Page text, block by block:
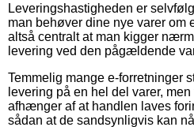
Leveringshastigheden er
man behøver dine nye varer om
altså centralt at man kigger
levering ved den pågældende
Temmelig mange e-forretninger
levering på en hel del varer,
afhænger af at handlen laves
sådan at de sandsynligvis kan